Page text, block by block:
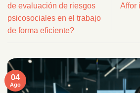
de evaluación de riesgos
psicosociales en el trabajo
de forma eficiente?
Affor
04
Ago